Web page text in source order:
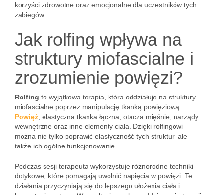
korzyści zdrowotne oraz emocjonalne dla uczestników tych
zabiegów.
Jak rolfing wpływa na
struktury miofascialne i
zrozumienie powięzi?
Rolfing to wyjątkowa terapia, która oddziałuje na struktury
miofascialne poprzez manipulację tkanką powięziową.
Powięź , elastyczna tkanka łączna, otacza mięśnie, narządy
wewnętrzne oraz inne elementy ciała. Dzięki rolfingowi
można nie tylko poprawić elastyczność tych struktur, ale
także ich ogólne funkcjonowanie.
Podczas sesji terapeuta wykorzystuje różnorodne techniki
dotykowe, które pomagają uwolnić napięcia w powięzi. Te
działania przyczyniają się do lepszego ułożenia ciała i